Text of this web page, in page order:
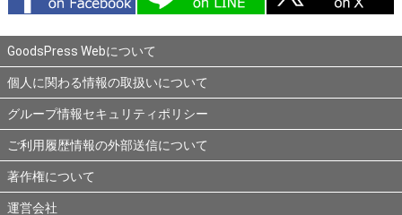
GoodsPress Webについて
個人に関わる情報の取扱いについて
グループ情報セキュリティポリシー
ご利用履歴情報の外部送信について
著作権について
運営会社